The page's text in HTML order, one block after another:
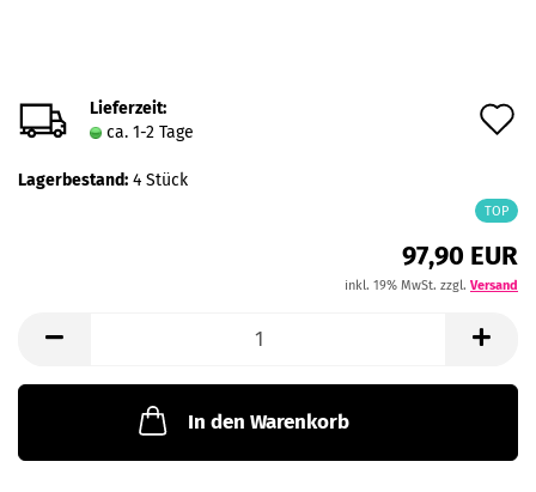
Lieferzeit:
ca. 1-2 Tage
Lagerbestand: 4 Stück
TOP
97,90 EUR
inkl. 19% MwSt. zzgl. Versand
In den Warenkorb